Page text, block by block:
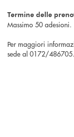
Termine delle
Massimo 50 adesioni.
Per maggiori
sede al 0172/486705.